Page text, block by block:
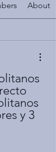
About
y 3